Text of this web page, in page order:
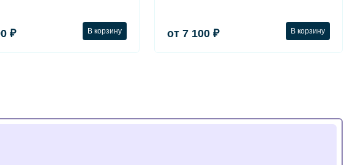
₽ В корзину от 7 100 ₽ В корзину